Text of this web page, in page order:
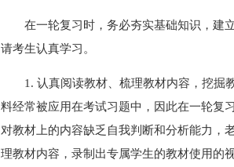
在一轮复习时，务必夯实基础知识，建
请考生认真学习。
1. 认真阅读教材、梳理教材内容，挖掘
料经常被应用在考试习题中，因此在一轮复
对教材上的内容缺乏自我判断和分析能力，
理教材内容，录制出专属学生的教材使用的